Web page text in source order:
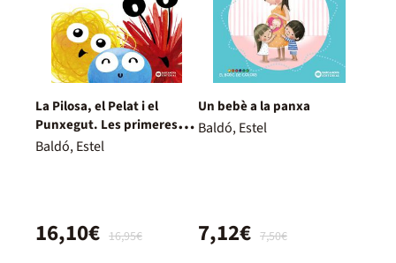
La Pilosa, el Pelat i el
Punxegut. Les primeres
aventures
Baldó, Estel
16,95€
16,10€
Un bebè a la panxa
Baldó, Estel
7,50€
7,12€